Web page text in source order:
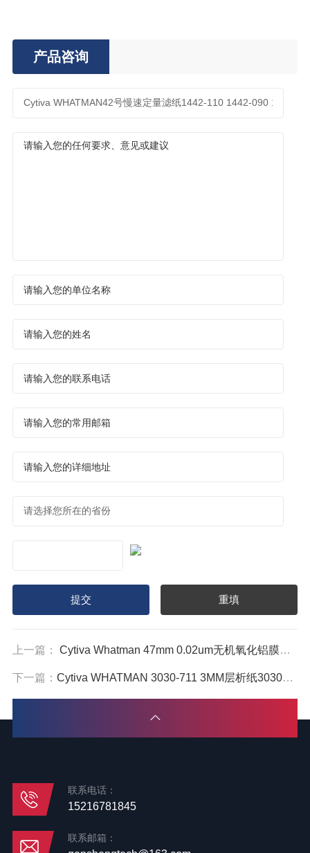
产品咨询
上一篇： Cytiva Whatman 47mm 0.02um无机氧化铝膜AAO模板6809-5002
下一篇： Cytiva WHATMAN 3030-711 3MM层析纸3030711
联系电话：
15216781845
联系邮箱：